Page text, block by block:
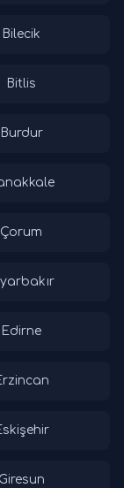
Bilecik
Bitlis
Burdur
Çorum
Edirne
Giresun